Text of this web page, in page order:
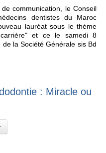
communication, le Conseil
dentistes du Maroc
lauréat sous le thème
et ce le samedi 8
la Société Générale sis Bd
: Miracle ou